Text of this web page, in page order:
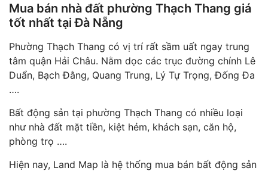
Mua bán nhà đất phường Thạch Thang giá
tốt nhất tại Đà Nẵng
Phường Thạch Thang có vị trí rất sầm uất ngay trung
tâm quận Hải Châu. Nằm dọc các trục đường chính Lê
Duẩn, Bạch Đằng, Quang Trung, Lý Tự Trọng, Đống Đa
….
Bất động sản tại phường Thạch Thang có nhiều loại
như nhà đất mặt tiền, kiệt hẻm, khách sạn, căn hộ,
phòng trọ ….
Hiện nay, Land Map là hệ thống mua bán bất động sản